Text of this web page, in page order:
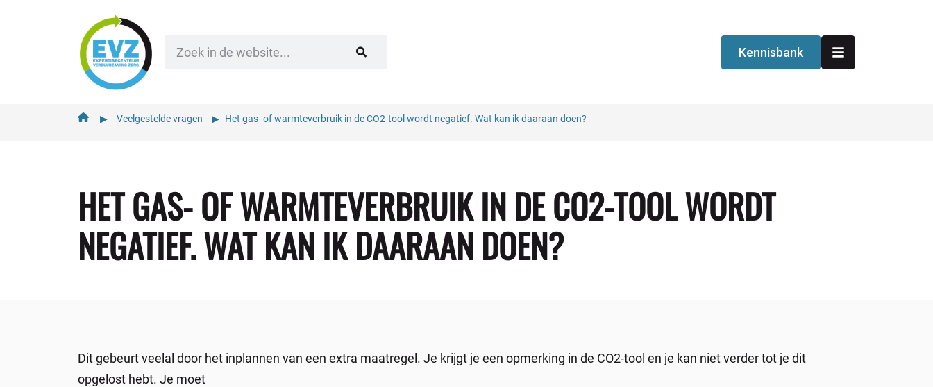
Kennisbank
▶︎ Veelgestelde vragen ▶︎ Het gas- of warmteverbruik in de CO2-tool wordt negatief. Wat kan ik daaraan doen?
HET GAS- OF WARMTEVERBRUIK IN DE CO2-TOOL WORDT
NEGATIEF. WAT KAN IK DAARAAN DOEN?
Dit gebeurt veelal door het inplannen van een extra maatregel. Je krijgt je een opmerking in de CO2-tool en je kan niet verder tot je dit
opgelost hebt. Je moet